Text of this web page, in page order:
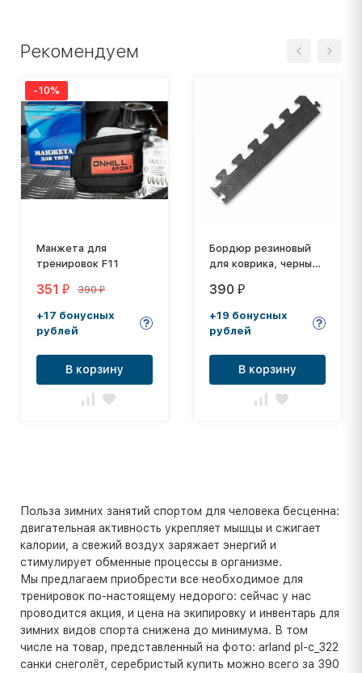
Рекомендуем
-10%
Манжета для
тренировок F11
351 ₽ 390₽
+17 бонусных
рублей
В корзину
Бордюр резиновый
для коврика, черный,
390 ₽
+19 бонусных
рублей
В корзину
Польза зимних занятий спортом для человека бесценна:
двигательная активность укрепляет мышцы и сжигает
калории, а свежий воздух заряжает энергий и
стимулирует обменные процессы в организме.
Мы предлагаем приобрести все необходимое для
тренировок по-настоящему недорого: сейчас у нас
проводится акция, и цена на экипировку и инвентарь для
зимних видов спорта снижена до минимума. В том
числе на товар, представленный на фото: arland pl-c_322
санки снеголёт, серебристый купить можно всего за 390